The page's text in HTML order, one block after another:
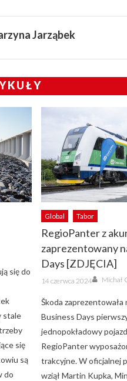
Jarząbek
się do
stale
się
są
do
Global Tabor
RegioPanter z
zaprezentowany
Days [ZDJĘCIA]
Posted
on
14 czerwca 2024 Author
Michał
Škoda zaprezentowała
Business Days
jednopokładowy
RegioPanter
trakcyjne. W oficjalnej
wziął Martin Kupka,